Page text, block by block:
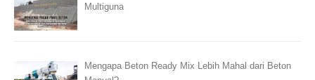
Multiguna
Mengapa Beton Ready Mix Lebih Mahal dari Beton